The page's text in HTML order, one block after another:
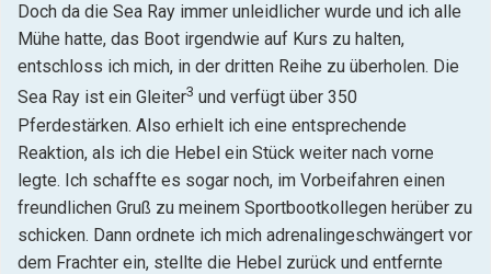
Doch da die Sea Ray immer unleidlicher wurde und ich alle
Mühe hatte, das Boot irgendwie auf Kurs zu halten,
entschloss ich mich, in der dritten Reihe zu überholen. Die
Sea Ray ist ein Gleiter3 und verfügt über 350
Pferdestärken. Also erhielt ich eine entsprechende
Reaktion, als ich die Hebel ein Stück weiter nach vorne
legte. Ich schaffte es sogar noch, im Vorbeifahren einen
freundlichen Gruß zu meinem Sportbootkollegen herüber zu
schicken. Dann ordnete ich mich adrenalingeschwängert vor
dem Frachter ein, stellte die Hebel zurück und entfernte